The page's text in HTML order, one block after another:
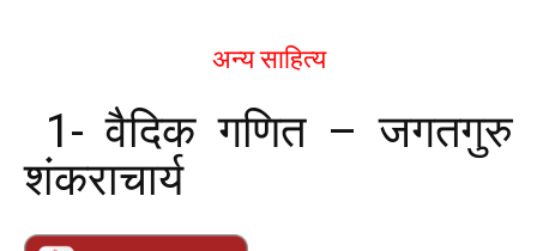
अन्य साहित्य
1- वैदिक गणित – जगतगुरु
शंकराचार्य